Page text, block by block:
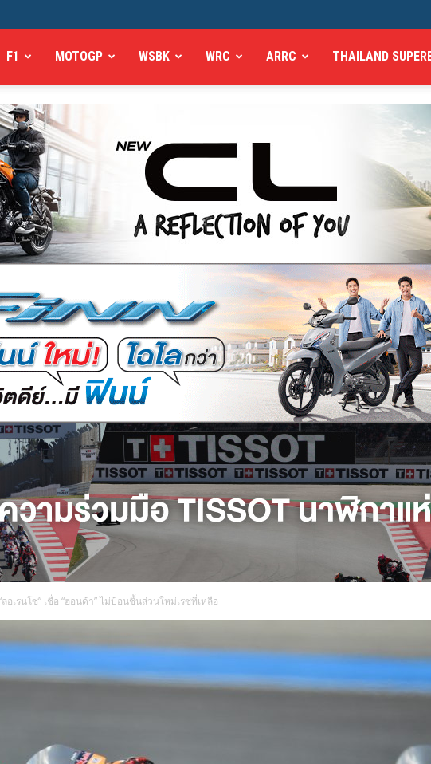
F1 MOTOGP WSBK WRC ARRC THAILAND
ลอเรนโซ” เชื่อ “ฮอนด้า” ไม่ป้อนชิ้นส่วนใหม่เรซที่เหลือ